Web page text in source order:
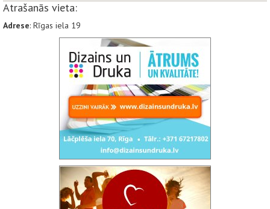
Atrašanās vieta:
Adrese: Rīgas iela 19